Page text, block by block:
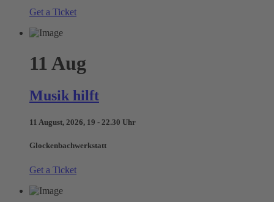
Get a Ticket
11 Aug
Musik hilft
11 August, 2026, 19 - 22.30 Uhr
Glockenbachwerkstatt
Get a Ticket